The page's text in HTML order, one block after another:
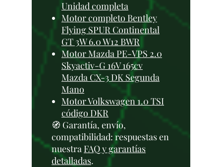
Unidad completa
Motor completo Bentley
Flying SPUR Continental
GT 3W 6.0 W12 BWR
Motor Mazda PE-VPS 2.0
Skyactiv-G 16V 165cv
Mazda CX-3 DK Segunda
Mano
Motor Volkswagen 1.0 TSI
código DKR
🧭 Garantía, envío,
compatibilidad: respuestas en
nuestra FAQ y garantías
detalladas.